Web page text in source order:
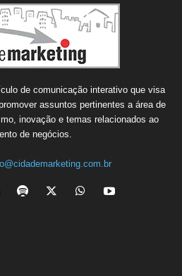
de comunicação interativo que visa
assuntos pertinentes a área de
inovação e temas relacionados ao
de negócios.